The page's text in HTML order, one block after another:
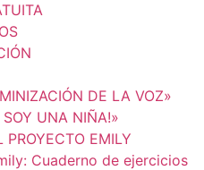
DE LA VOZ»
UNA NIÑA!»
EMILY
Cuaderno de ejercicios